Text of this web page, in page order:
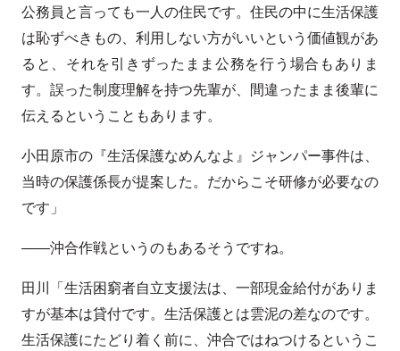
公務員と言っても一人の住民です。住民の中に生活保護
は恥ずべきもの、利用しない方がいいという価値観があ
ると、それを引きずったまま公務を行う場合もありま
す。誤った制度理解を持つ先輩が、間違ったまま後輩に
伝えるということもあります。
小田原市の『生活保護なめんなよ』ジャンパー事件は、
当時の保護係長が提案した。だからこそ研修が必要なの
です」
――沖合作戦というのもあるそうですね。
田川「生活困窮者自立支援法は、一部現金給付がありま
すが基本は貸付です。生活保護とは雲泥の差なのです。
生活保護にたどり着く前に、沖合ではねつけるというこ